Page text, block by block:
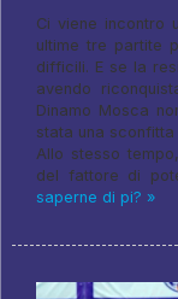
Ci viene incontro
ultime tre partite
difficili. E se la
avendo
Dinamo Mosca
stata una
Allo stesso
del fattore di
saperne di pi? »